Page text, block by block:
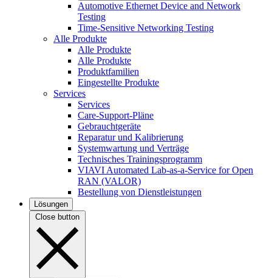
Automotive Ethernet Device and Network
Testing
Time-Sensitive Networking Testing
Alle Produkte
Alle Produkte
Alle Produkte
Produktfamilien
Eingestellte Produkte
Services
Services
Care-Support-Pläne
Gebrauchtgeräte
Reparatur und Kalibrierung
Systemwartung und Verträge
Technisches Trainingsprogramm
VIAVI Automated Lab-as-a-Service for Open
RAN (VALOR)
Bestellung von Dienstleistungen
Lösungen
Close button